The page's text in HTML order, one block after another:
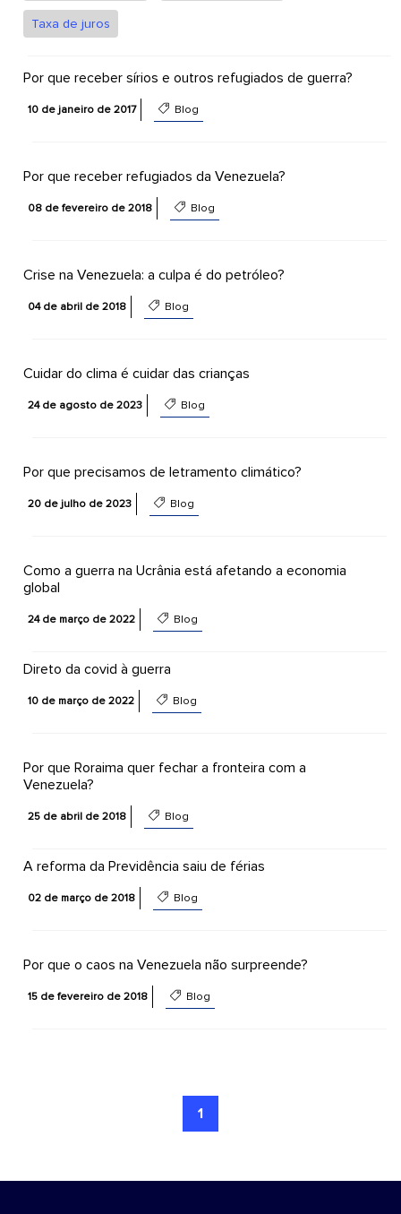
Taxa de juros
Por que receber sírios e outros refugiados de guerra?
10 de janeiro de 2017 Blog
Por que receber refugiados da Venezuela?
08 de fevereiro de 2018 Blog
Crise na Venezuela: a culpa é do petróleo?
04 de abril de 2018 Blog
Cuidar do clima é cuidar das crianças
24 de agosto de 2023 Blog
Por que precisamos de letramento climático?
20 de julho de 2023 Blog
Como a guerra na Ucrânia está afetando a economia
global
24 de março de 2022 Blog
Direto da covid à guerra
10 de março de 2022 Blog
Por que Roraima quer fechar a fronteira com a
Venezuela?
25 de abril de 2018 Blog
A reforma da Previdência saiu de férias
02 de março de 2018 Blog
Por que o caos na Venezuela não surpreende?
15 de fevereiro de 2018 Blog
1